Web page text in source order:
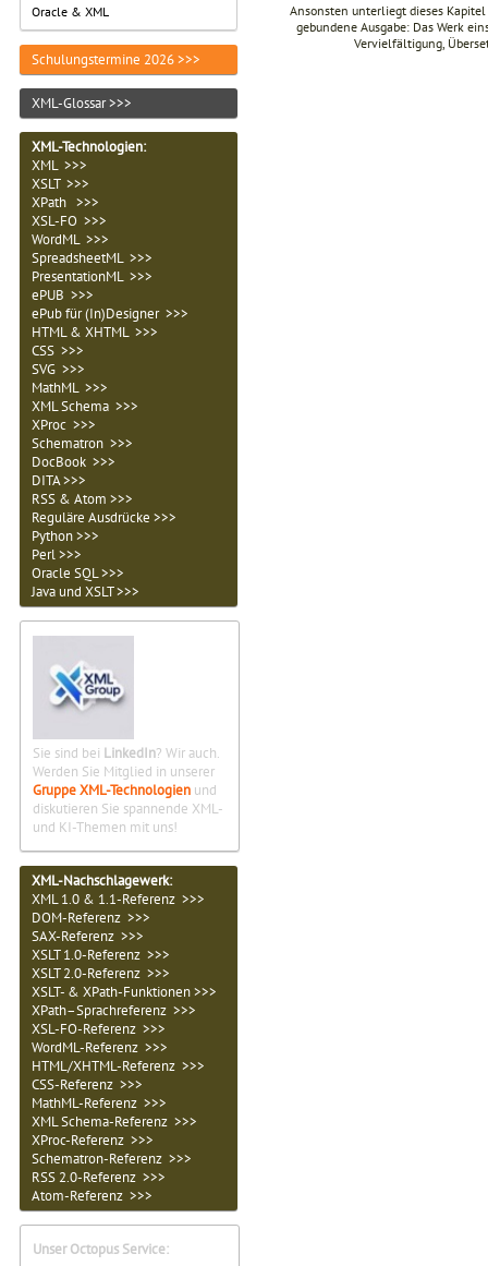
Oracle & XML
Schulungstermine 2026 >>>
XML-Glossar >>>
XML-Technologien:
XML >>>
XSLT >>>
XPath >>>
XSL-FO >>>
WordML >>>
SpreadsheetML >>>
PresentationML >>>
ePUB >>>
ePub für (In)Designer >>>
HTML & XHTML >>>
CSS >>>
SVG >>>
MathML >>>
XML Schema >>>
XProc >>>
Schematron >>>
DocBook >>>
DITA >>>
RSS & Atom >>>
Reguläre Ausdrücke >>>
Python >>>
Perl >>>
Oracle SQL >>>
Java und XSLT >>>
Sie sind bei LinkedIn? Wir auch.
Werden Sie Mitglied in unserer
Gruppe XML-Technologien und
diskutieren Sie spannende XML-
und KI-Themen mit uns!
XML-Nachschlagewerk:
XML 1.0 & 1.1-Referenz >>>
DOM-Referenz >>>
SAX-Referenz >>>
XSLT 1.0-Referenz >>>
XSLT 2.0-Referenz >>>
XSLT- & XPath-Funktionen >>>
XPath–Sprachreferenz >>>
XSL-FO-Referenz >>>
WordML-Referenz >>>
HTML/XHTML-Referenz >>>
CSS-Referenz >>>
MathML-Referenz >>>
XML Schema-Referenz >>>
XProc-Referenz >>>
Schematron-Referenz >>>
RSS 2.0-Referenz >>>
Atom-Referenz >>>
Unser Octopus Service:
Ansonsten unterliegt dieses
gebundene Ausgabe: Das Werk
Vervielfältigung,